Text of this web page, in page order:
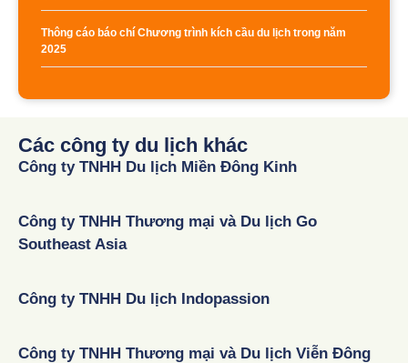
Thông cáo báo chí Chương trình kích cầu du lịch trong năm
2025
Các công ty du lịch khác
Công ty TNHH Du lịch Miền Đông Kinh
Công ty TNHH Thương mại và Du lịch Go
Southeast Asia
Công ty TNHH Du lịch Indopassion
Công ty TNHH Thương mại và Du lịch Viễn Đông